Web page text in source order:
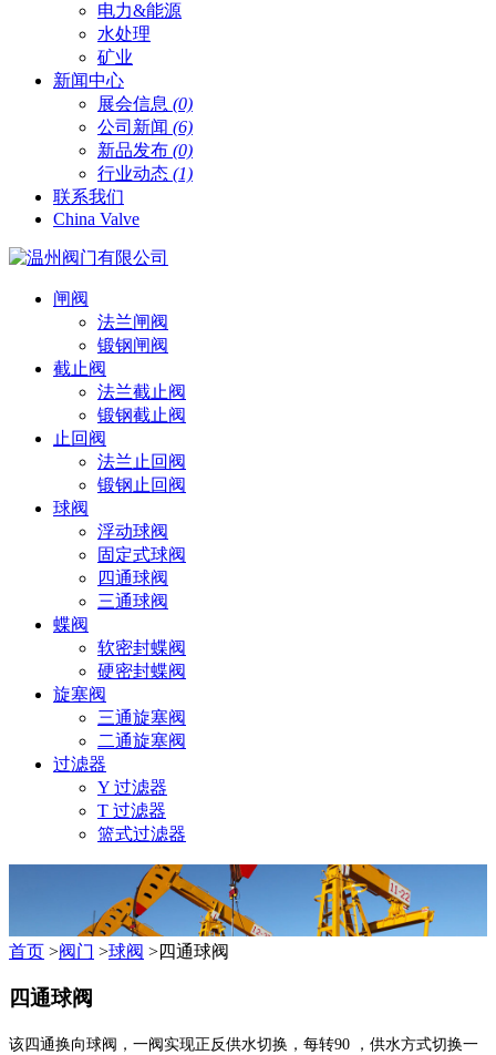
电力&能源
水处理
矿业
新闻中心
展会信息 (0)
公司新闻 (6)
新品发布 (0)
行业动态 (1)
联系我们
China Valve
闸阀
法兰闸阀
锻钢闸阀
截止阀
法兰截止阀
锻钢截止阀
止回阀
法兰止回阀
锻钢止回阀
球阀
浮动球阀
固定式球阀
四通球阀
三通球阀
蝶阀
软密封蝶阀
硬密封蝶阀
旋塞阀
三通旋塞阀
二通旋塞阀
过滤器
Y 过滤器
T 过滤器
篮式过滤器
首页 >阀门 >球阀 >四通球阀
四通球阀
该四通换向球阀，一阀实现正反供水切换，每转90 ，供水方式切换一